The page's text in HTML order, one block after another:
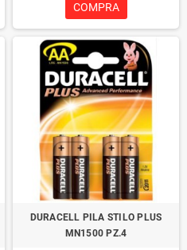
COMPRA
DURACELL PILA STILO PLUS
MN1500 PZ.4